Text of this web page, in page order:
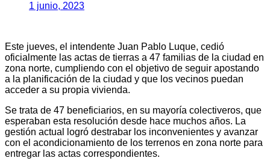
1 junio, 2023
Este jueves, el intendente Juan Pablo Luque, cedió
oficialmente las actas de tierras a 47 familias de la ciudad en
zona norte, cumpliendo con el objetivo de seguir apostando
a la planificación de la ciudad y que los vecinos puedan
acceder a su propia vivienda.
Se trata de 47 beneficiarios, en su mayoría colectiveros, que
esperaban esta resolución desde hace muchos años. La
gestión actual logró destrabar los inconvenientes y avanzar
con el acondicionamiento de los terrenos en zona norte para
entregar las actas correspondientes.